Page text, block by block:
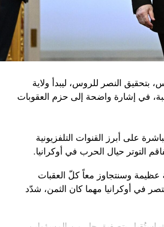
بتحقيق النصر للروس، ليبدأ ولاية
في إشارة واضحة إلى حزم العقوبات
على أبرز القنوات التلفزيونية
التوتر حيال الحرب في أوكرانيا.
عظيمة وسنتجاوز معاً كلّ العقبات
في أوكرانيا مهما كان الثمن، شدّد